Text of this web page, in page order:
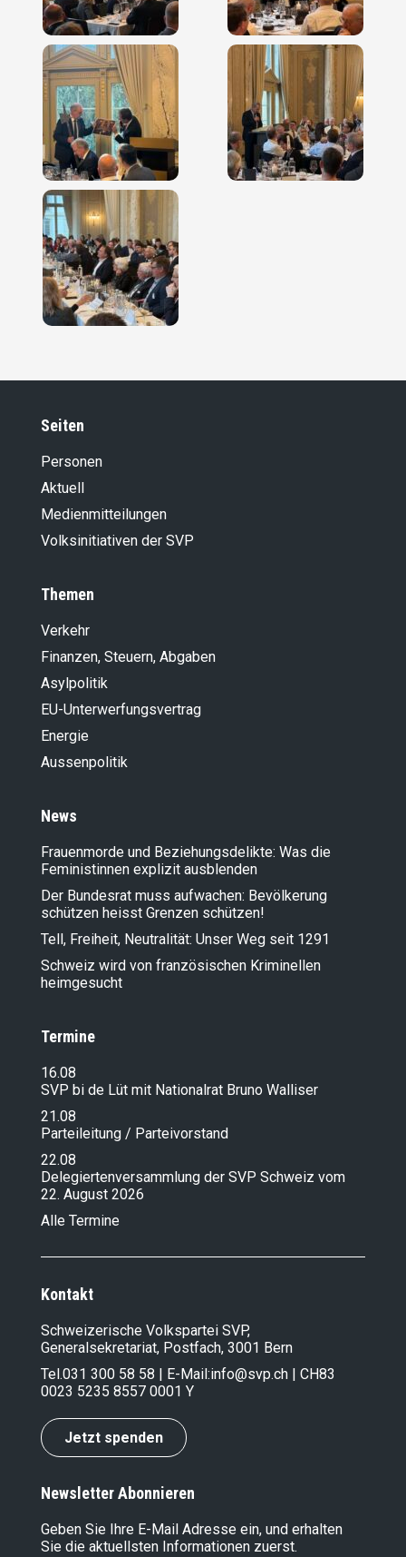
Seiten
Personen
Aktuell
Medienmitteilungen
Volksinitiativen der SVP
Themen
Verkehr
Finanzen, Steuern, Abgaben
Asylpolitik
EU-Unterwerfungsvertrag
Energie
Aussenpolitik
News
Frauenmorde und Beziehungsdelikte: Was die
Feministinnen explizit ausblenden
Der Bundesrat muss aufwachen: Bevölkerung
schützen heisst Grenzen schützen!
Tell, Freiheit, Neutralität: Unser Weg seit 1291
Schweiz wird von französischen Kriminellen
heimgesucht
Termine
16.08
SVP bi de Lüt mit Nationalrat Bruno Walliser
21.08
Parteileitung / Parteivorstand
22.08
Delegiertenversammlung der SVP Schweiz vom
22. August 2026
Alle Termine
Kontakt
Schweizerische Volkspartei SVP,
Generalsekretariat, Postfach, 3001 Bern
Tel.031 300 58 58 | E-Mail:info@svp.ch | CH83
0023 5235 8557 0001 Y
Jetzt spenden
Newsletter Abonnieren
Geben Sie Ihre E-Mail Adresse ein, und erhalten
Sie die aktuellsten Informationen zuerst.